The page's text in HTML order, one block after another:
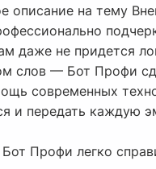
описание на тему
даже не придется
слов — Бот Профи
современных
и передать каждую
Профи легко